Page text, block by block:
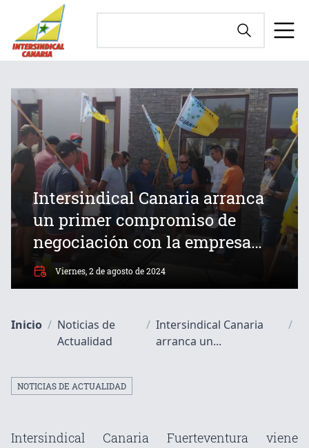
Intersindical Canaria arranca
un primer compromiso de
negociación con la empresa
FCCViernes, 2 de agosto de 2024
Inicio / Noticias de
Actualidad
/ Intersindical Canaria
arranca un...
/
NOTICIAS DE ACTUALIDAD
Intersindical Canaria Fuerteventura viene